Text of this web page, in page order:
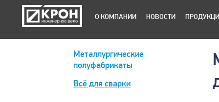
О КОМПАНИИ НОВОСТИ
Металлургические
полуфабрикаты
Всё для сварки